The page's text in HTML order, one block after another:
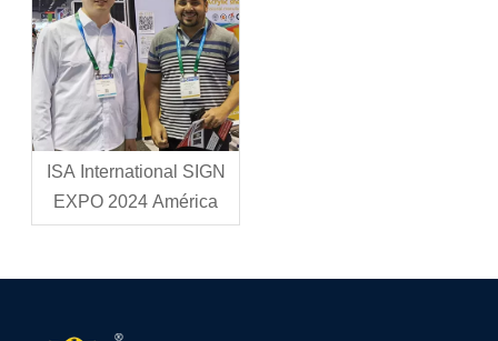
Shanghai
ISA International SIGN
EXPO 2024 América